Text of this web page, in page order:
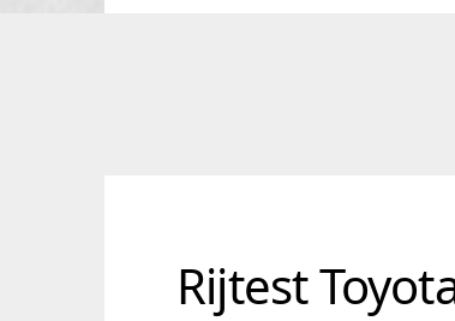
Rijtest